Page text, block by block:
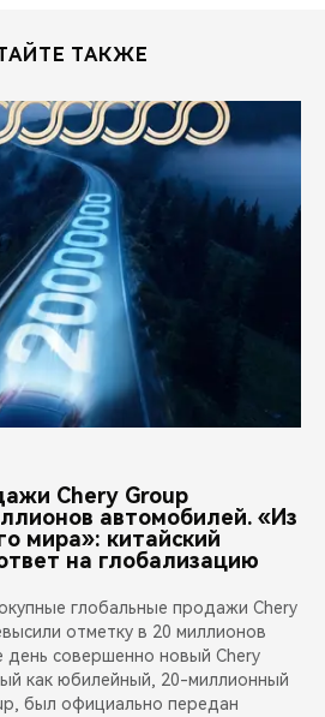
ТАКЖЕ
Chery Group
автомобилей. «Из
мира»: китайский
на глобализацию
глобальные продажи Chery
отметку в 20 миллионов
совершенно новый Chery
как юбилейный, 20-миллионный
был официально передан